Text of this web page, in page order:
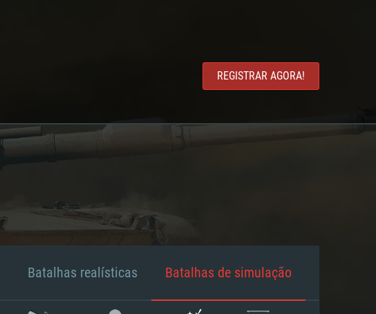
REGISTRAR AGORA!
Batalhas realísticas Batalhas de simulação